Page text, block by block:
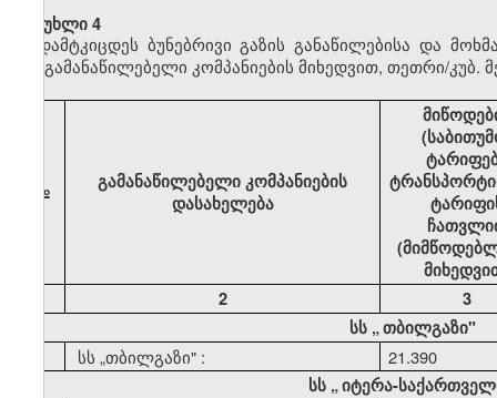
მუხლი 4
დამტკიცდეს ბუნებრივი გაზის განაწილებისა და
გაზგამანაწილებელი კომპანიების მიხედვით, თეთრი/კუბ.
№
გამანაწილებელი კომპანიების
დასახელება
2
3
სს „თბილგაზი"
სს„თბილგაზი" :
21.390
სს „იტერა-